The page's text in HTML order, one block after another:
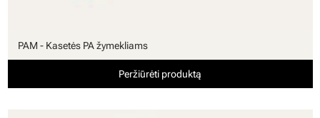
PAM - Kasetės PA žymekliams
Peržiūrėti produktą